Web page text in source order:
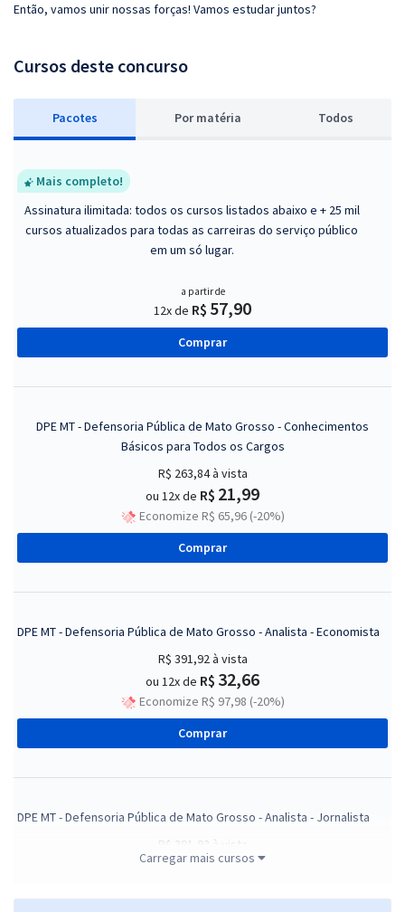
Então, vamos unir nossas forças! Vamos estudar juntos?
Cursos deste concurso
Pacotes Por matéria Todos
Mais completo!
Assinatura ilimitada: todos os cursos listados abaixo e + 25 mil
cursos atualizados para todas as carreiras do serviço público
em um só lugar.
a partir de
12x de R$ 57,90
Comprar
DPE MT - Defensoria Pública de Mato Grosso - Conhecimentos
Básicos para Todos os Cargos
R$ 263,84à vista
ou 12x de R$ 21,99
Economize R$ 65,96 (-20%)
Comprar
DPE MT - Defensoria Pública de Mato Grosso - Analista - Economista
R$ 391,92à vista
ou 12x de R$ 32,66
Economize R$ 97,98 (-20%)
Comprar
DPE MT - Defensoria Pública de Mato Grosso - Analista - Jornalista
R$ 391,92 à vista
ou 12x de R$ 32,66
Carregar mais cursos